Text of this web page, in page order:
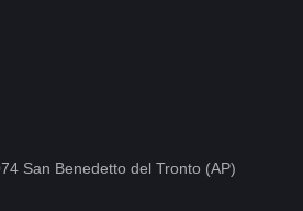
San Benedetto del Tronto (AP)